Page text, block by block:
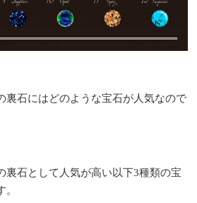
裏石にはどのような宝石が人気なので
裏石として人気が高い以下3種類の宝